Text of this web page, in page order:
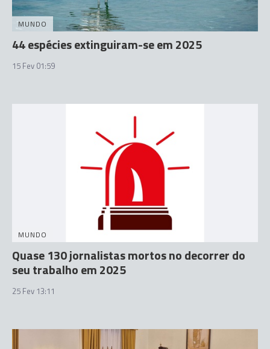
MUNDO
44 espécies extinguiram-se em 2025
15 Fev 01:59
MUNDO
Quase 130 jornalistas mortos no decorrer do
seu trabalho em 2025
25 Fev 13:11